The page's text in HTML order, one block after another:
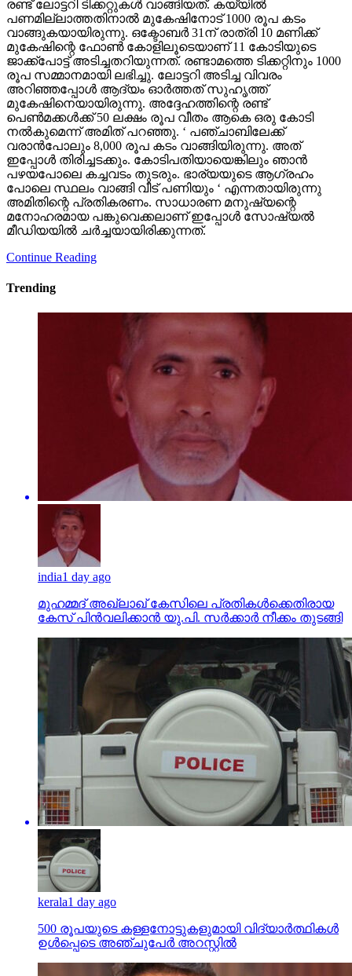
രണ്ട് ലോട്ടറി ടിക്കറ്റുകള്‍ വാങ്ങിയത്. കയ്യില്‍
പണമില്ലാത്തതിനാല്‍ മുകേഷിനോട് 1000 രൂപ കടം
വാങ്ങുകയായിരുന്നു. ഒക്ടോബര്‍ 31ന് രാത്രി 10 മണിക്ക്
മുകേഷിന്റെ ഫോണ്‍ കോളിലൂടെയാണ് 11 കോടിയുടെ
ജാക്ക്‌പോട്ട് അടിച്ചതറിയുന്നത്. രണ്ടാമത്തെ ടിക്കറ്റിനും 1000
രൂപ സമ്മാനമായി ലഭിച്ചു. ലോട്ടറി അടിച്ച വിവരം
അറിഞ്ഞപ്പോള്‍ ആദ്യം ഓര്‍ത്തത് സുഹൃത്ത്
മുകേഷിനെയായിരുന്നു. അദ്ദേഹത്തിന്റെ രണ്ട്
പെണ്‍മക്കള്‍ക്ക് 50 ലക്ഷം രൂപ വീതം ആകെ ഒരു കോടി
നല്‍കുമെന്ന് അമിത് പറഞ്ഞു. ‘ പഞ്ചാബിലേക്ക്
വരാന്‍പോലും 8,000 രൂപ കടം വാങ്ങിയിരുന്നു. അത്
ഇപ്പോള്‍ തിരിച്ചടക്കും. കോടിപതിയായെങ്കിലും ഞാന്‍
പഴയപോലെ കച്ചവടം തുടരും. ഭാര്യയുടെ ആഗ്രഹം
പോലെ സ്ഥലം വാങ്ങി വീട് പണിയും ‘ എന്നതായിരുന്നു
അമിതിന്റെ പ്രതികരണം. സാധാരണ മനുഷ്യന്റെ
മനോഹരമായ പങ്കുവെക്കലാണ് ഇപ്പോള്‍ സോഷ്യല്‍
മീഡിയയില്‍ ചര്‍ച്ചയായിരിക്കുന്നത്.
Continue Reading
Trending
india1 day ago
മുഹമ്മദ് അഖ്‌ലാഖ് കേസിലെ പ്രതികള്‍ക്കെതിരായ
കേസ് പിന്‍വലിക്കാന്‍ യു.പി. സര്‍ക്കാര്‍ നീക്കം തുടങ്ങി
kerala1 day ago
500 രൂപയുടെ കള്ളനോട്ടുകളുമായി വിദ്യാര്‍ത്ഥികള്‍
ഉള്‍പ്പെടെ അഞ്ചുപേര്‍ അറസ്റ്റില്‍